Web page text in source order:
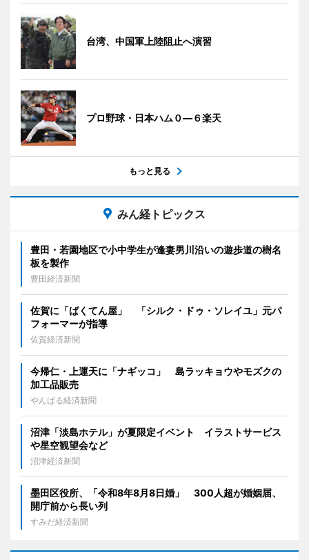
台湾、中国軍上陸阻止へ演習
プロ野球・日本ハム０―６楽天
もっと見る
みん経トピックス
豊田・若園地区で小中学生が逢妻男川沿いの遊歩道の樹名
板を製作
豊田経済新聞
佐賀に「ばくてん屋」 「シルク・ドゥ・ソレイユ」元パ
フォーマーが指導
佐賀経済新聞
今帰仁・上運天に「ナギッコ」 島ラッキョウやモズクの
加工品販売
やんばる経済新聞
沼津「淡島ホテル」が夏限定イベント イラストサービス
や星空観望会など
沼津経済新聞
墨田区役所、「令和8年8月8日婚」 300人超が婚姻届、
開庁前から長い列
すみだ経済新聞